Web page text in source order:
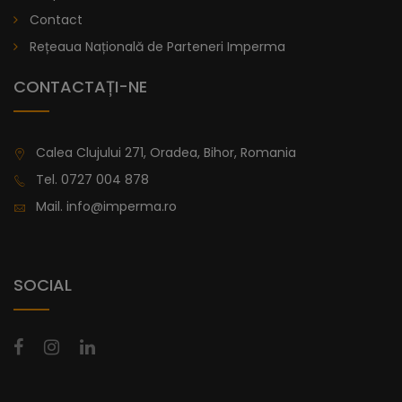
De la 996,47
Contact
Rețeaua Națională de Parteneri Imperma
CONTACTAȚI-NE
Calea Clujului 271, Oradea, Bihor, Romania
Tel. 0727 004 878
Mail. info@imperma.ro
SOCIAL